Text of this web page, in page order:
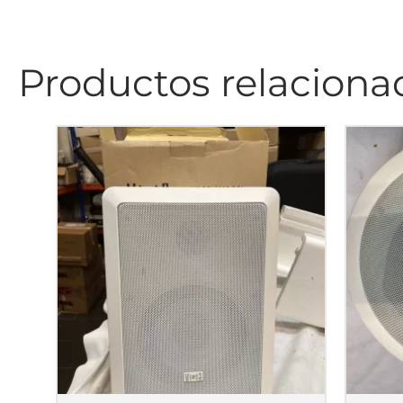
Productos